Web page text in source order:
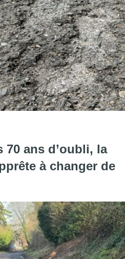
"Un programme d’asphaltage
70 ans d’oubli, la
à changer de